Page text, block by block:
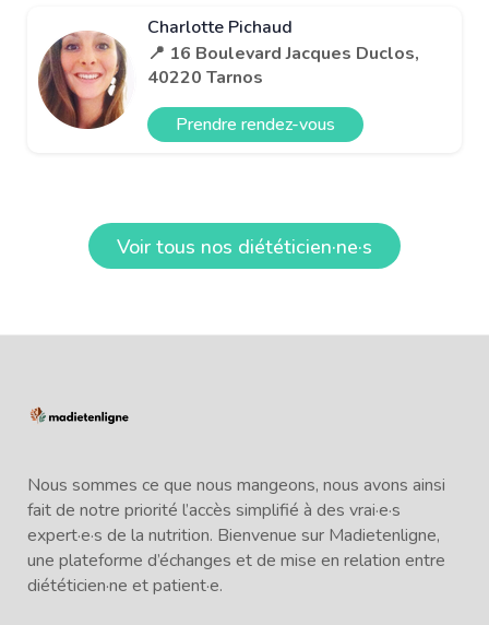
Charlotte Pichaud
📍 16 Boulevard Jacques Duclos,
40220 Tarnos
Prendre rendez-vous
Voir tous nos diététicien·ne·s
Nous sommes ce que nous mangeons, nous avons ainsi
fait de notre priorité l’accès simplifié à des vrai·e·s
expert·e·s de la nutrition. Bienvenue sur Madietenligne,
une plateforme d’échanges et de mise en relation entre
diététicien·ne et patient·e.